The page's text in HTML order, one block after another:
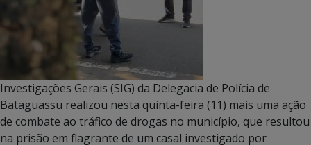
Investigações Gerais (SIG) da Delegacia de Polícia de
Bataguassu realizou nesta quinta-feira (11) mais uma ação
de combate ao tráfico de drogas no município, que resultou
na prisão em flagrante de um casal investigado por